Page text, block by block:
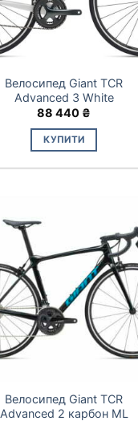
Велосипед Giant TCR
Advanced 3 White
88 440 ₴
КУПИТИ
варіантів.
Параметри
можна
вибрати
на
сторінці
товару
Велосипед Giant TCR
Advanced 2 карбон ML